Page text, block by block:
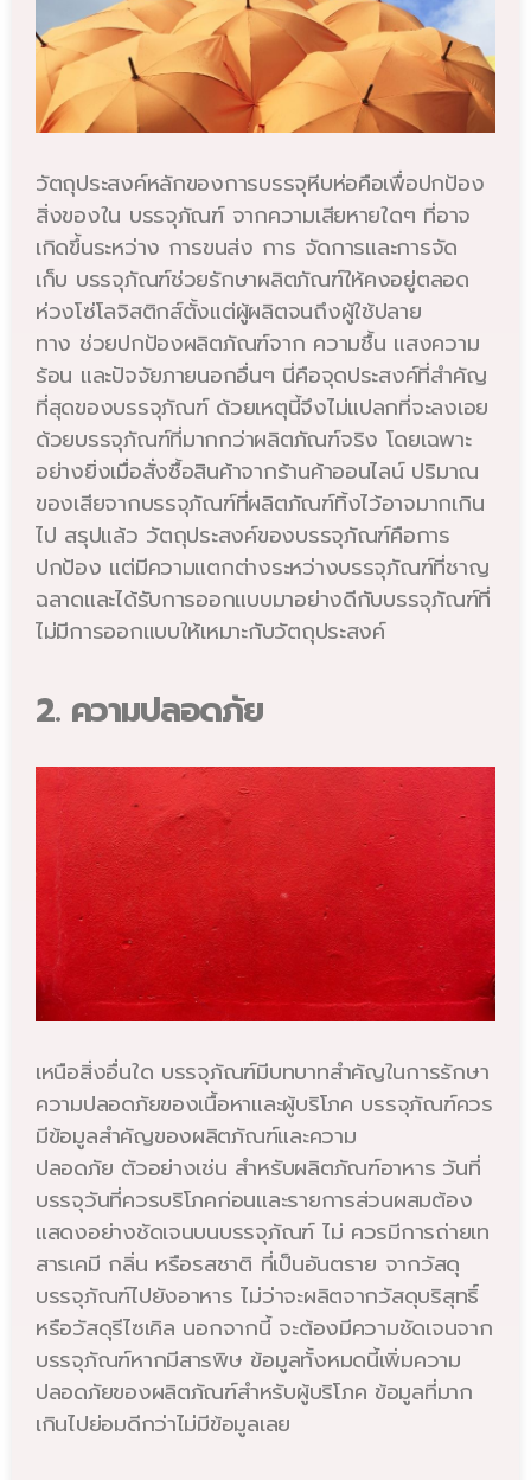
วัตถุประสงค์หลักของการบรรจุหีบห่อคือเพื่อปกป้อง
สิ่งของใน บรรจุภัณฑ์ จากความเสียหายใดๆ ที่อาจ
เกิดขึ้นระหว่าง การขนส่ง การ จัดการและการจัด
เก็บ บรรจุภัณฑ์ช่วยรักษาผลิตภัณฑ์ให้คงอยู่ตลอด
ห่วงโซ่โลจิสติกส์ตั้งแต่ผู้ผลิตจนถึงผู้ใช้ปลาย
ทาง ช่วยปกป้องผลิตภัณฑ์จาก ความชื้น แสงความ
ร้อน และปัจจัยภายนอกอื่นๆ นี่คือจุดประสงค์ที่สำคัญ
ที่สุดของบรรจุภัณฑ์ ด้วยเหตุนี้จึงไม่แปลกที่จะลงเอย
ด้วยบรรจุภัณฑ์ที่มากกว่าผลิตภัณฑ์จริง โดยเฉพาะ
อย่างยิ่งเมื่อสั่งซื้อสินค้าจากร้านค้าออนไลน์ ปริมาณ
ของเสียจากบรรจุภัณฑ์ที่ผลิตภัณฑ์ทิ้งไว้อาจมากเกิน
ไป สรุปแล้ว วัตถุประสงค์ของบรรจุภัณฑ์คือการ
ปกป้อง แต่มีความแตกต่างระหว่างบรรจุภัณฑ์ที่ชาญ
ฉลาดและได้รับการออกแบบมาอย่างดีกับบรรจุภัณฑ์ที่
ไม่มีการออกแบบให้เหมาะกับวัตถุประสงค์
2. ความปลอดภัย
เหนือสิ่งอื่นใด บรรจุภัณฑ์มีบทบาทสำคัญในการรักษา
ความปลอดภัยของเนื้อหาและผู้บริโภค บรรจุภัณฑ์ควร
มีข้อมูลสำคัญของผลิตภัณฑ์และความ
ปลอดภัย ตัวอย่างเช่น สำหรับผลิตภัณฑ์อาหาร วันที่
บรรจุวันที่ควรบริโภคก่อนและรายการส่วนผสมต้อง
แสดงอย่างชัดเจนบนบรรจุภัณฑ์ ไม่ ควรมีการถ่ายเท
สารเคมี กลิ่น หรือรสชาติ ที่เป็นอันตราย จากวัสดุ
บรรจุภัณฑ์ไปยังอาหาร ไม่ว่าจะผลิตจากวัสดุบริสุทธิ์
หรือวัสดุรีไซเคิล นอกจากนี้ จะต้องมีความชัดเจนจาก
บรรจุภัณฑ์หากมีสารพิษ ข้อมูลทั้งหมดนี้เพิ่มความ
ปลอดภัยของผลิตภัณฑ์สำหรับผู้บริโภค ข้อมูลที่มาก
เกินไปย่อมดีกว่าไม่มีข้อมูลเลย